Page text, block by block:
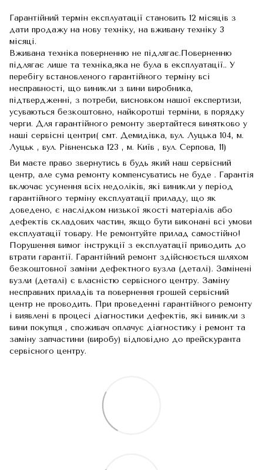
Гарантійний термін експлуатації становить 12 місяців з
дати продажу на нову техніку, на вживану техніку 3
місяці.
Вживана техніка поверненню не підлягає.Поверненню
підлягає лише та техніка,яка не була в експлуатації.. У
перебігу встановленого гарантійного терміну всі
несправності, що виникли з вини виробника,
підтвердженні, з потреби, висновком нашої експертизи,
усуваються безкоштовно, найкоротші терміни, в порядку
черги. Для гарантійного ремонту звертайтеся винятково у
наші сервісні центри( смт. Демидівка, вул. Луцька 104, м.
Луцьк , вул. Рівненська 123 , м. Київ , вул. Серпова, 11)
Ви маєте право звернутись в будь який наш сервісний
центр, але сума ремонту компенсуватись не буде . Гарантія
включає усунення всіх недоліків, які виникли у період
гарантійного терміну експлуатації приладу, що як
доведено, є наслідком низької якості матеріалів або
дефектів складових частин, якщо бути виконані всі умови
експлуатації товару. Не ремонтуйте прилад самостійно!
Порушення вимог інструкції з експлуатації приводить до
втрати гарантії. Гарантійний ремонт здійснюється шляхом
безкоштовної заміни дефектного вузла (деталі). Замінені
вузли (деталі) є власністю сервісного центру. Заміну
несправних приладів та повернення грошей сервісний
центр не проводить. При проведенні гарантійного ремонту
і виявлені в процесі діагностики дефектів, які виникли з
вини покупця , споживач оплачує діагностику і ремонт та
заміну запчастини (виробу) відповідно до прейскуранта
сервісного центру.